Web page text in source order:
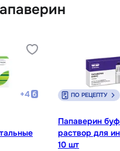
+4 ПО РЕЦЕПТУ
Папаверин
раствор для
10 шт